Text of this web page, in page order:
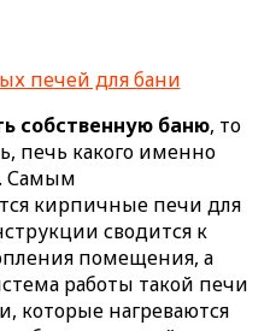
собственную баню, то
печь какого именно
Самым
кирпичные печи для
сводится к
помещения, а
работы такой печи
которые нагреваются